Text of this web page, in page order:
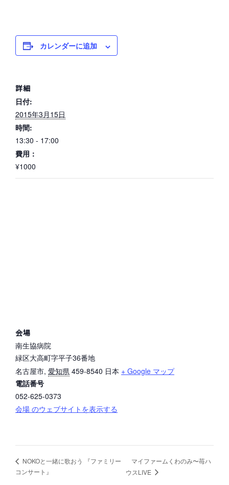
カレンダーに追加
詳細
日付:
2015年3月15日
時間:
13:30 - 17:00
費用：
¥1000
会場
南生協病院
緑区大高町字平子36番地
名古屋市, 愛知県 459-8540 日本 + Google マップ
電話番号
052-625-0373
会場 のウェブサイトを表示する
NOKOと一緒に歌おう 『ファミリー
コンサート』
マイファームくわのみ〜苺ハ
ウスLIVE